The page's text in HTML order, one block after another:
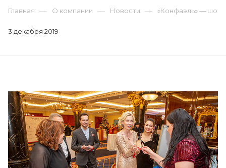
Главная — О компании — Новости — «Конфаэль» —
3 декабря 2019